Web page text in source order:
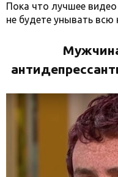
Пока что лучшее
не будете унывать всю